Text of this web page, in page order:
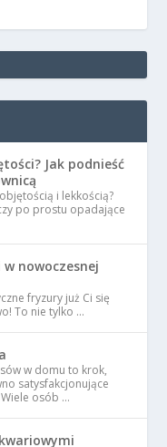
Jak podnieść
i lekkością?
po prostu opadające
nowoczesnej
fryzury już Ci się
To nie tylko …
w domu to krok,
satysfakcjonujące
osób …